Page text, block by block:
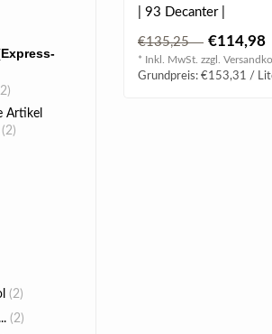
Artikel
(2)
(2)
(2)
| 93 Decanter |
| 92 Jasper Morris |..
€135,25 €114,98
* Inkl. MwSt. zzgl.
Grundpreis: €153,31 /